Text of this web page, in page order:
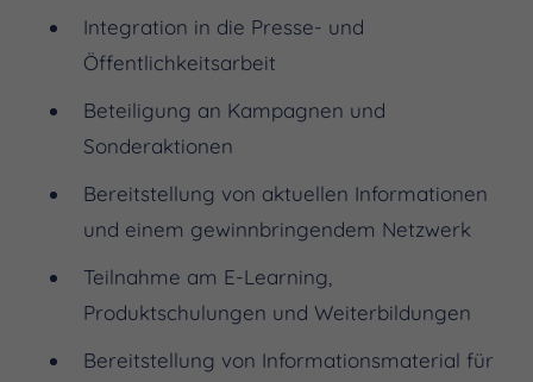
Integration in die Presse- und
Öffentlichkeitsarbeit
Beteiligung an Kampagnen und
Sonderaktionen
Bereitstellung von aktuellen Informationen
und einem gewinnbringendem Netzwerk
Teilnahme am E-Learning,
Produktschulungen und Weiterbildungen
Bereitstellung von Informationsmaterial für